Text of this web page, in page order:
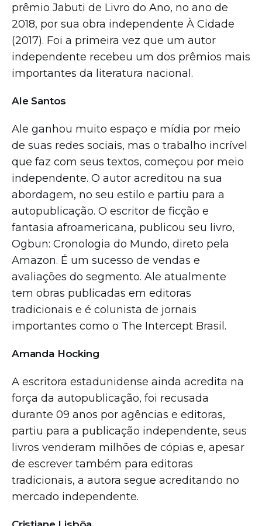
prêmio Jabuti de Livro do Ano, no ano de
2018, por sua obra independente À Cidade
(2017). Foi a primeira vez que um autor
independente recebeu um dos prêmios mais
importantes da literatura nacional.
Ale Santos
Ale ganhou muito espaço e mídia por meio
de suas redes sociais, mas o trabalho incrível
que faz com seus textos, começou por meio
independente. O autor acreditou na sua
abordagem, no seu estilo e partiu para a
autopublicação. O escritor de ficção e
fantasia afroamericana, publicou seu livro,
Ogbun: Cronologia do Mundo, direto pela
Amazon. É um sucesso de vendas e
avaliações do segmento. Ale atualmente
tem obras publicadas em editoras
tradicionais e é colunista de jornais
importantes como o The Intercept Brasil.
Amanda Hocking
A escritora estadunidense ainda acredita na
força da autopublicação, foi recusada
durante 09 anos por agências e editoras,
partiu para a publicação independente, seus
livros venderam milhões de cópias e, apesar
de escrever também para editoras
tradicionais, a autora segue acreditando no
mercado independente.